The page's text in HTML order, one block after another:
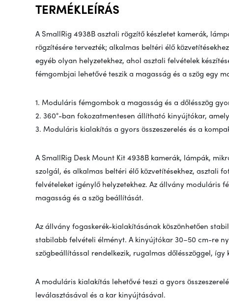
TERMÉKLEÍRÁS
A SmallRig 4938B asztali rögzítő készletet kamerák,
rögzítésére tervezték; alkalmas beltéri élő
egyéb olyan helyzetekhez, ahol asztali felvételek
fémgombjai lehetővé teszik a magasság és a szög egy
1. Moduláris fémgombok a magasság és a dőlésszög
2. 360°-ban fokozatmentesen állítható kinyújtókar,
3. Moduláris kialakítás a gyors összeszerelés és a
A SmallRig Desk Mount Kit 4938B kamerák, lámpák,
szolgál, és alkalmas beltéri élő közvetítésekhez, asztali
felvételeket igénylő helyzetekhez. Az állvány moduláris
magasság és a szög beállítását.
Az állvány fogaskerék-kialakításának köszönhetően
stabilabb felvételi élményt. A kinyújtókar 30–50 cm-re
szögbeállítással rendelkezik, rugalmas dőlésszöggel,
A moduláris kialakítás lehetővé teszi a gyors
leválasztásával és a kar kinyújtásával.